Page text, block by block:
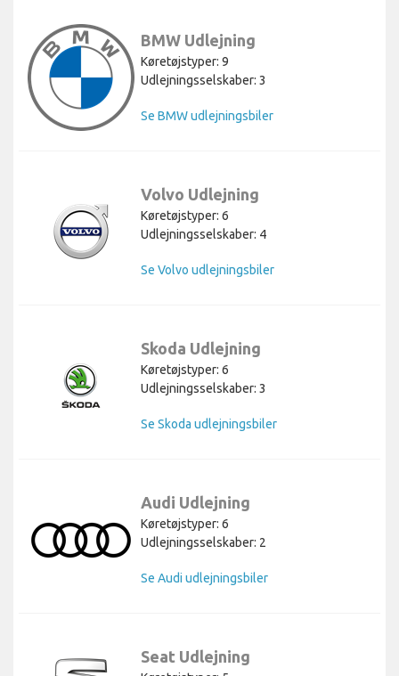
BMW Udlejning
Køretøjstyper: 9
Udlejningsselskaber: 3
Se BMW udlejningsbiler
Volvo Udlejning
Køretøjstyper: 6
Udlejningsselskaber: 4
Se Volvo udlejningsbiler
Skoda Udlejning
Køretøjstyper: 6
Udlejningsselskaber: 3
Se Skoda udlejningsbiler
Audi Udlejning
Køretøjstyper: 6
Udlejningsselskaber: 2
Se Audi udlejningsbiler
Seat Udlejning